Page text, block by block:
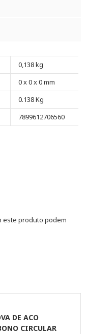
0,138 kg
0 x 0 x 0 mm
0.138 Kg
7899612706560
este produto podem
DE ACO
CIRCULAR